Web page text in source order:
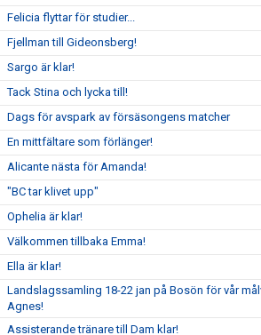
Felicia flyttar för studier...
Fjellman till Gideonsberg!
Sargo är klar!
Tack Stina och lycka till!
Dags för avspark av försäsongens matcher
En mittfältare som förlänger!
Alicante nästa för Amanda!
"BC tar klivet upp"
Ophelia är klar!
Välkommen tillbaka Emma!
Ella är klar!
Landslagssamling 18-22 jan på Bosön för vår
Agnes!
Assisterande tränare till Dam klar!